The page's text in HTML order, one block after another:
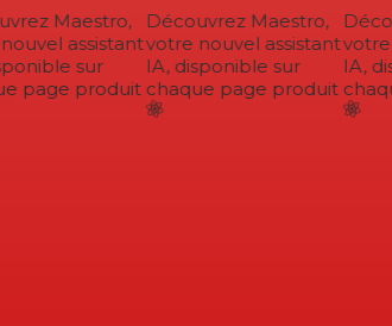
Maestro,
assistant
sur
page produit
Découvrez Maestro,
votre nouvel assistant
IA, disponible sur
chaque page produit
votre
IA,